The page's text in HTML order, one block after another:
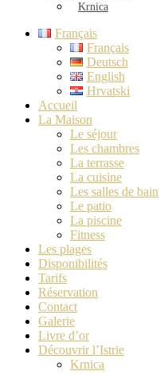
Krnica
Français
Français
Deutsch
English
Hrvatski
Accueil
La Maison
Le séjour
Les chambres
La terrasse
La cuisine
Les salles de bain
Le patio
La piscine
Fitness
Les plages
Disponibilités
Tarifs
Réservation
Contact
Galerie
Livre d’or
Découvrir l’Istrie
Krnica